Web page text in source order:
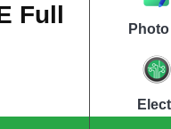
Full